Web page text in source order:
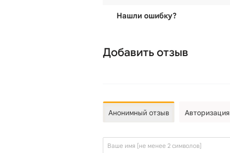
Нашли ошибку?
Добавить отзыв
Анонимный отзыв Авторизация